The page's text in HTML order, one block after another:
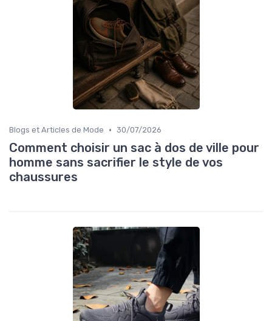
Blogs et Articles de Mode • 30/07/2026
Comment choisir un sac à dos de ville pour
homme sans sacrifier le style de vos
chaussures